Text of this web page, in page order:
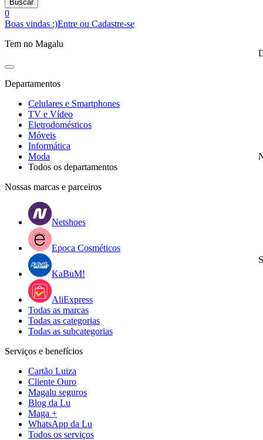
Buscar
0
Boas vindas :)Entre ou Cadastre-se
Tem no Magalu
Departamentos
Celulares e Smartphones
TV e Vídeo
Eletrodomésticos
Móveis
Informática
Moda
Todos os departamentos
Nossas marcas e parceiros
Netshoes
Epoca Cosméticos
KaBuM!
AliExpress
Todas as marcas
Todas as categorias
Todas as subcategorias
Serviços e benefícios
Cartão Luiza
Cliente Ouro
Magalu seguros
Blog da Lu
Maga +
WhatsApp da Lu
Todos os serviços